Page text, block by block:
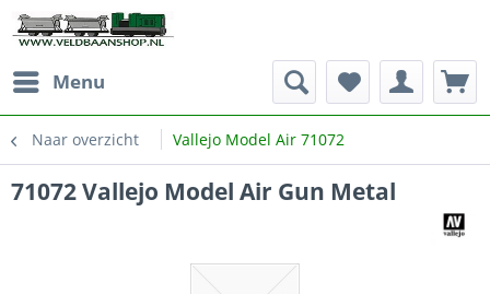
Menu
Naar overzicht Vallejo Model Air 71072
71072 Vallejo Model Air Gun Metal